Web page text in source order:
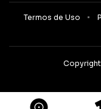
Termos de Uso